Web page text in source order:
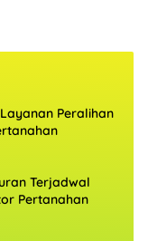
Peralihan
Terjadwal
Pertanahan